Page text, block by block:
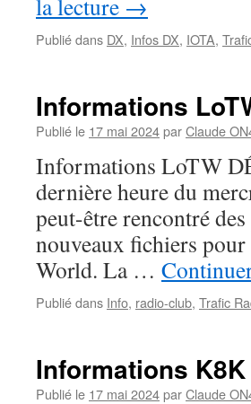
la lecture →
Publié dans DX, Infos DX, IOTA,
Informations
Publié le 17 mai 2024parClaude
Informations LoTW
dernière heure du
peut-être rencontré
nouveaux fichiers
World. La …
Publié dans Info, radio-club, Trafic
Informations
Publié le 17 mai 2024parClaude